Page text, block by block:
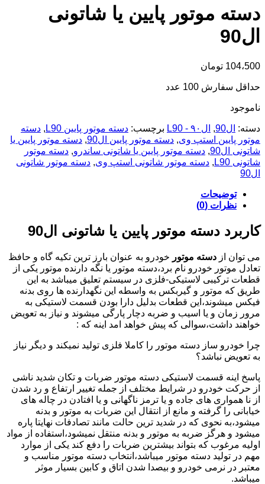
دسته موتور پایین یا شاتونی
ال90
104،500 تومان
حداقل سفارش 100 عدد
ناموجود
دسته: ال90 , ال۹۰ - L90 برچسب: دسته موتور پایین L90 , دسته
موتور پایین استپ وی, دسته موتور پایین ال90 , دسته موتور پایین یا
شاتونی ال90
, دسته موتور پایین یا شاتونی ساندرو, دسته موتور
شاتونی L90
, دسته موتور شاتونی استپ وی, دسته موتور شاتونی
ال90
توضیحات
نظرات (0)
کاربرد دسته موتور پایین یا شاتونی ال90
می توان از دسته موتور خودرو به عنوان بارز ترین تکیه گاه و حافظ
تعادل موتور خودرو نام برد،دسته موتور یا نگه دارنده موتور یکی از
قطعات ترکیبی لاستیکی-فلزی در سیستم تعلیق میباشد به این
طریق که موتور و گیربکس به واسطه این نگهدارنده ها روی بدنه
فیکس میشوند،این قطعات بدلیل دارا بودن قسمت لاستیکی به
مرور زمان و یا اسیب و ضربه دچار پارگی میشوند و نیاز به تعویض
خواهند داشت،سوالی که پیش خواهد امد اینه که :
چرا خودرو ساز دسته موتور را کاملا فلزی تولید نمیکند و دیگر نیاز
به تعویض نباشد؟
پاسخ اینه قسمت لاستیکی دسته موتور ضربات و تکان شدید ناشی
از حرکت خودرو در شرایط مختلف از جمله تغییر ارتفاع و رد شدن
از نا همواری های جاده و یا ترمز ناگهانی و یا افتادن در چاله های
خیابانی را گرفته و مانع از انتقال این ضربات به موتور و بدنه
میشود،به نحوی که در شدید ترین حالت مانند تصادفات نهایتا پاره
میشود و هرگز ضربه به موتور و بدنه منتقل نمیشود،استفاده از مواد
اولیه مرغوب که بتواند بیشترین ضربات را دفع کند یکی از موارد
مهم در تولید دسته موتور میباشد،انتخاب دسته موتور مناسب و
معتبر در نرمی خودرو و بیصدا شدن اتاق و کابین بسیار موثر
میباشد.